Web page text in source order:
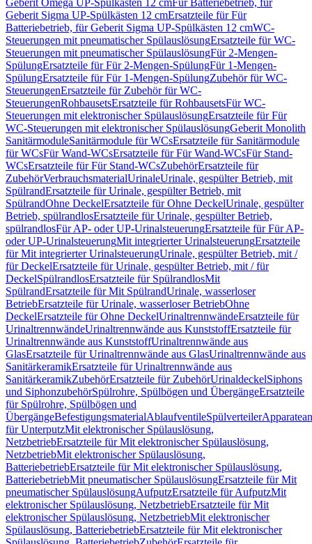
Geberit Omega UP-Spülkästen 12 cmFür Batteriebetrieb, für
Geberit Sigma UP-Spülkästen 12 cmErsatzteile für Für
Batteriebetrieb, für Geberit Sigma UP-Spülkästen 12 cmWC-
Steuerungen mit pneumatischer SpülauslösungErsatzteile für WC-
Steuerungen mit pneumatischer SpülauslösungFür 2-Mengen-
SpülungErsatzteile für Für 2-Mengen-SpülungFür 1-Mengen-
SpülungErsatzteile für Für 1-Mengen-SpülungZubehör für WC-
SteuerungenErsatzteile für Zubehör für WC-
SteuerungenRohbausetsErsatzteile für RohbausetsFür WC-
Steuerungen mit elektronischer SpülauslösungErsatzteile für Für
WC-Steuerungen mit elektronischer SpülauslösungGeberit Monolith
SanitärmoduleSanitärmodule für WCsErsatzteile für Sanitärmodule
für WCsFür Wand-WCsErsatzteile für Für Wand-WCsFür Stand-
WCsErsatzteile für Für Stand-WCsZubehörErsatzteile für
ZubehörVerbrauchsmaterialUrinaleUrinale, gespülter Betrieb, mit
SpülrandErsatzteile für Urinale, gespülter Betrieb, mit
SpülrandOhne DeckelErsatzteile für Ohne DeckelUrinale, gespülter
Betrieb, spülrandlosErsatzteile für Urinale, gespülter Betrieb,
spülrandlosFür AP- oder UP-UrinalsteuerungErsatzteile für Für AP-
oder UP-UrinalsteuerungMit integrierter UrinalsteuerungErsatzteile
für Mit integrierter UrinalsteuerungUrinale, gespülter Betrieb, mit /
für DeckelErsatzteile für Urinale, gespülter Betrieb, mit / für
DeckelSpülrandlosErsatzteile für SpülrandlosMit
SpülrandErsatzteile für Mit SpülrandUrinale, wasserloser
BetriebErsatzteile für Urinale, wasserloser BetriebOhne
DeckelErsatzteile für Ohne DeckelUrinaltrennwändeErsatzteile für
UrinaltrennwändeUrinaltrennwände aus KunststoffErsatzteile für
Urinaltrennwände aus KunststoffUrinaltrennwände aus
GlasErsatzteile für Urinaltrennwände aus GlasUrinaltrennwände aus
SanitärkeramikErsatzteile für Urinaltrennwände aus
SanitärkeramikZubehörErsatzteile für ZubehörUrinaldeckelSiphons
und SiphonzubehörSpülrohre, Spülbögen und ÜbergängeErsatzteile
für Spülrohre, Spülbögen und
ÜbergängeBefestigungsmaterialAblaufventileSpülverteiler
für UnterputzMit elektronischer Spülauslösung,
NetzbetriebErsatzteile für Mit elektronischer Spülauslösung,
NetzbetriebMit elektronischer Spülauslösung,
BatteriebetriebErsatzteile für Mit elektronischer Spülauslösung,
BatteriebetriebMit pneumatischer SpülauslösungErsatzteile für Mit
pneumatischer SpülauslösungAufputzErsatzteile für AufputzMit
elektronischer Spülauslösung, NetzbetriebErsatzteile für Mit
elektronischer Spülauslösung, NetzbetriebMit elektronischer
Spülauslösung, BatteriebetriebErsatzteile für Mit elektronischer